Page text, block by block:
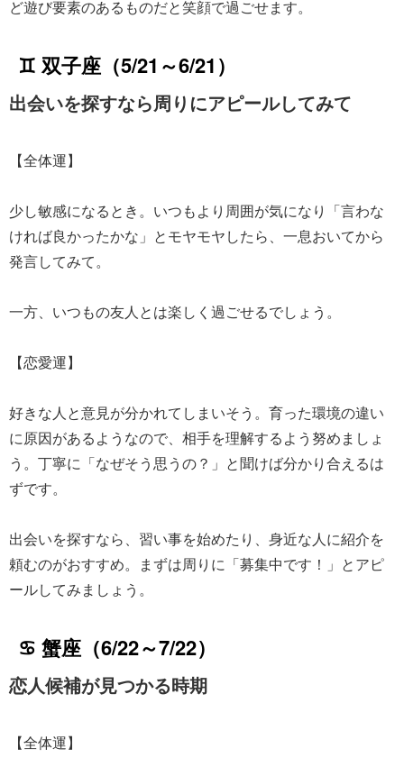
ど遊び要素のあるものだと笑顔で過ごせます。
♊ 双子座（5/21～6/21）
出会いを探すなら周りにアピールしてみて
【全体運】
少し敏感になるとき。いつもより周囲が気になり「言わな
ければ良かったかな」とモヤモヤしたら、一息おいてから
発言してみて。
一方、いつもの友人とは楽しく過ごせるでしょう。
【恋愛運】
好きな人と意見が分かれてしまいそう。育った環境の違い
に原因があるようなので、相手を理解するよう努めましょ
う。丁寧に「なぜそう思うの？」と聞けば分かり合えるは
ずです。
出会いを探すなら、習い事を始めたり、身近な人に紹介を
頼むのがおすすめ。まずは周りに「募集中です！」とアピ
ールしてみましょう。
♋ 蟹座（6/22～7/22）
恋人候補が見つかる時期
【全体運】